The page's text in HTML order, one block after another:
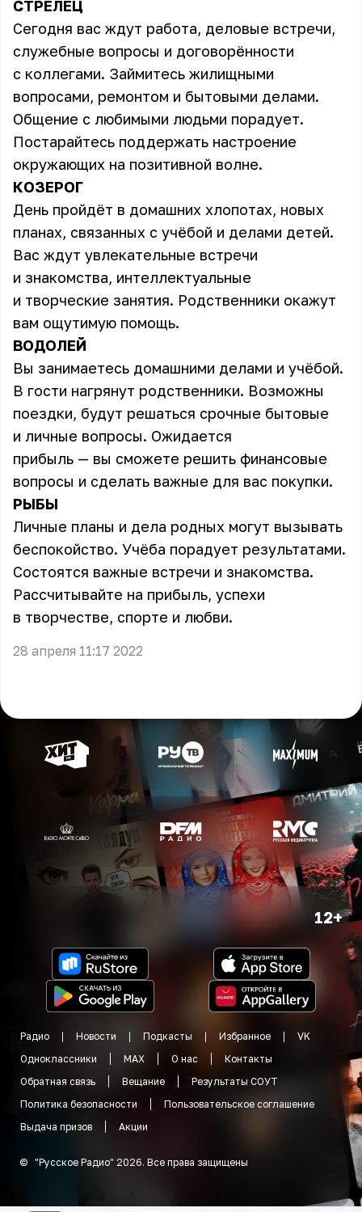
СТРЕЛЕЦ
Сегодня вас ждут работа, деловые встречи,
служебные вопросы и договорённости
с коллегами. Займитесь жилищными
вопросами, ремонтом и бытовыми делами.
Общение с любимыми людьми порадует.
Постарайтесь поддержать настроение
окружающих на позитивной волне.
КОЗЕРОГ
День пройдёт в домашних хлопотах, новых
планах, связанных с учёбой и делами детей.
Вас ждут увлекательные встречи
и знакомства, интеллектуальные
и творческие занятия. Родственники окажут
вам ощутимую помощь.
ВОДОЛЕЙ
Вы занимаетесь домашними делами и учёбой.
В гости нагрянут родственники. Возможны
поездки, будут решаться срочные бытовые
и личные вопросы. Ожидается
прибыль — вы сможете решить финансовые
вопросы и сделать важные для вас покупки.
РЫБЫ
Личные планы и дела родных могут вызывать
беспокойство. Учёба порадует результатами.
Состоятся важные встречи и знакомства.
Рассчитывайте на прибыль, успехи
в творчестве, спорте и любви.
28 апреля 11:17 2022
12+
Радио Новости Подкасты Избранное
VK
Одноклассники
MAX О нас
Контакты
Обратная связь
Вещание
Результаты СОУТ
Политика безопасности
Пользовательское соглашение
Выдача призов
Акции
© "Русское Радио" 2026. Все права защищены